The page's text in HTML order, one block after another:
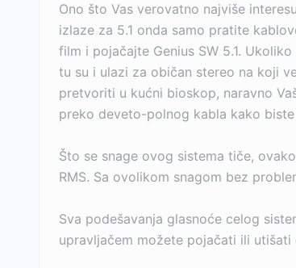
Ono što Vas verovatno najviše
izlaze za 5.1 onda samo pratite
film i pojačajte Genius SW 5.1.
tu su i ulazi za običan stereo na koji
pretvoriti u kućni bioskop, naravno
preko deveto-polnog kabla kako
Što se snage ovog sistema tiče,
RMS. Sa ovolikom snagom bez
Sva podešavanja glasnoće celog
upravljačem možete pojačati ili